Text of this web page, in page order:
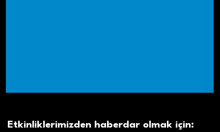
Etkinliklerimizden haberdar olmak için: